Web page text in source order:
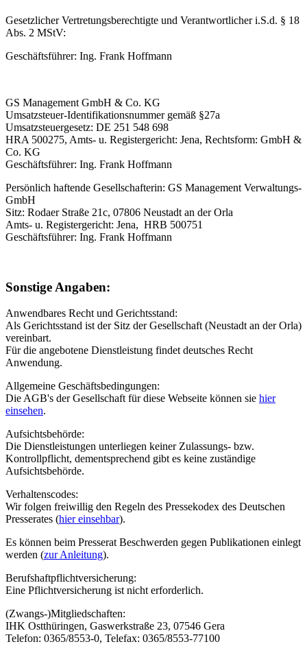
Gesetzlicher Vertretungsberechtigte und Verantwortlicher i.S.d. § 18
Abs. 2 MStV:
Geschäftsführer: Ing. Frank Hoffmann
GS Management GmbH & Co. KG
Umsatzsteuer-Identifikationsnummer gemäß §27a
Umsatzsteuergesetz: DE 251 548 698
HRA 500275, Amts- u. Registergericht: Jena, Rechtsform: GmbH &
Co. KG
Geschäftsführer: Ing. Frank Hoffmann
Persönlich haftende Gesellschafterin: GS Management Verwaltungs-
GmbH
Sitz: Rodaer Straße 21c, 07806 Neustadt an der Orla
Amts- u. Registergericht: Jena, HRB 500751
Geschäftsführer: Ing. Frank Hoffmann
Sonstige Angaben:
Anwendbares Recht und Gerichtsstand:
Als Gerichtsstand ist der Sitz der Gesellschaft (Neustadt an der Orla)
vereinbart.
Für die angebotene Dienstleistung findet deutsches Recht
Anwendung.
Allgemeine Geschäftsbedingungen:
Die AGB's der Gesellschaft für diese Webseite können sie hier
einsehen.
Aufsichtsbehörde:
Die Dienstleistungen unterliegen keiner Zulassungs- bzw.
Kontrollpflicht, dementsprechend gibt es keine zuständige
Aufsichtsbehörde.
Verhaltenscodes:
Wir folgen freiwillig den Regeln des Pressekodex des Deutschen
Presserates (hier einsehbar).
Es können beim Presserat Beschwerden gegen Publikationen einlegt
werden (zur Anleitung).
Berufshaftpflichtversicherung:
Eine Pflichtversicherung ist nicht erforderlich.
(Zwangs-)Mitgliedschaften:
IHK Ostthüringen, Gaswerkstraße 23, 07546 Gera
Telefon: 0365/8553-0, Telefax: 0365/8553-77100